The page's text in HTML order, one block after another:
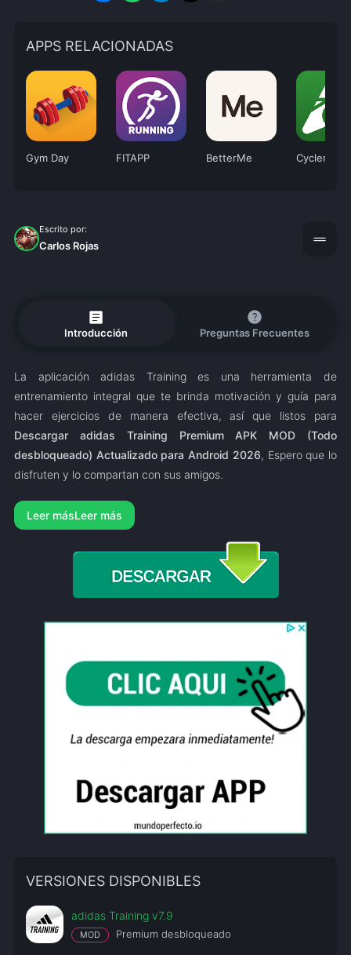
APPS RELACIONADAS
Gym Day FITAPP BetterMe Cyclers
Escrito por:
Carlos Rojas drag_handle
article
Introducción
help
Preguntas Frecuentes
La aplicación adidas Training es una herramienta de
entrenamiento integral que te brinda motivación y guía para
hacer ejercicios de manera efectiva, así que listos para
Descargar adidas Training Premium APK MOD (Todo
desbloqueado) Actualizado para Android 2026, Espero que lo
disfruten y lo compartan con sus amigos.
Leer más
VERSIONES DISPONIBLES
adidas Training v7.9
MOD Premium desbloqueado